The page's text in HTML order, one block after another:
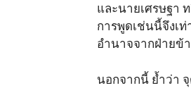
และนายเศรษฐา
การพูดเช่นนี้จึงเ
อำนาจจากฝ่ายข้า
นอกจากนี้ ย้ำว่า